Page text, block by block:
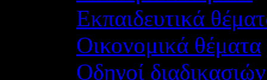
Εκπαιδευτικά
Οικονομικά θέματα
Οδηγοί διαδικασιών